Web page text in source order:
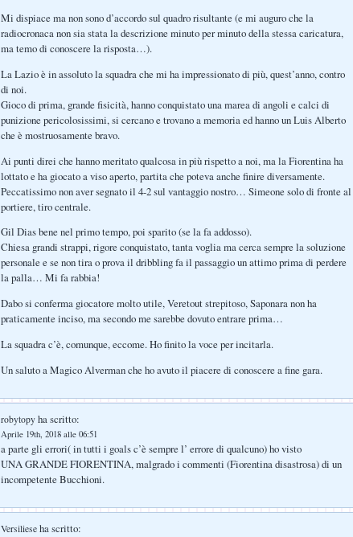
Mi dispiace ma non sono d’accordo sul quadro risultante (e mi auguro che la
radiocronaca non sia stata la descrizione minuto per minuto della stessa caricatura,
ma temo di conoscere la risposta…).
La Lazio è in assoluto la squadra che mi ha impressionato di più, quest’anno, contro
di noi.
Gioco di prima, grande fisicità, hanno conquistato una marea di angoli e calci di
punizione pericolosissimi, si cercano e trovano a memoria ed hanno un Luis Alberto
che è mostruosamente bravo.
Ai punti direi che hanno meritato qualcosa in più rispetto a noi, ma la Fiorentina ha
lottato e ha giocato a viso aperto, partita che poteva anche finire diversamente.
Peccatissimo non aver segnato il 4-2 sul vantaggio nostro… Simeone solo di fronte al
portiere, tiro centrale.
Gil Dias bene nel primo tempo, poi sparito (se la fa addosso).
Chiesa grandi strappi, rigore conquistato, tanta voglia ma cerca sempre la soluzione
personale e se non tira o prova il dribbling fa il passaggio un attimo prima di perdere
la palla… Mi fa rabbia!
Dabo si conferma giocatore molto utile, Veretout strepitoso, Saponara non ha
praticamente inciso, ma secondo me sarebbe dovuto entrare prima…
La squadra c’è, comunque, eccome. Ho finito la voce per incitarla.
Un saluto a Magico Alverman che ho avuto il piacere di conoscere a fine gara.
robytopy ha scritto:
Aprile 19th, 2018 alle 06:51
a parte gli errori( in tutti i goals c’è sempre l’ errore di qualcuno) ho visto
UNA GRANDE FIORENTINA, malgrado i commenti (Fiorentina disastrosa) di un
incompetente Bucchioni.
Versiliese ha scritto: